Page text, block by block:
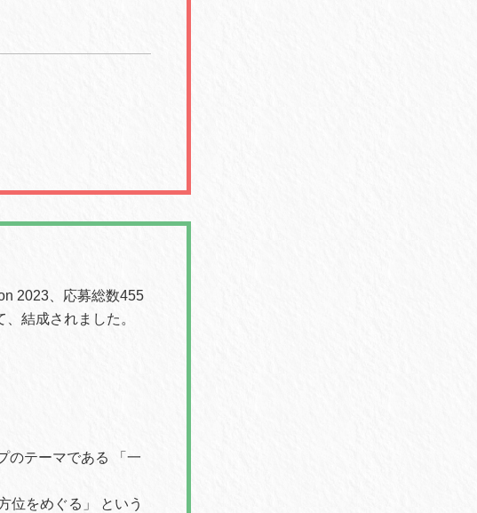
2023、応募総数455
結成されました。
のテーマである 「一
位をめぐる」 という